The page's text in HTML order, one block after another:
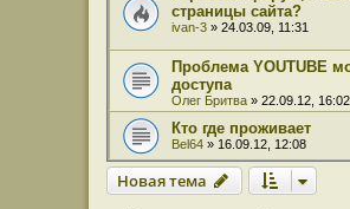
страницы сайта?
ivan-3 » 24.03.09, 11:31
Проблема YOUTUBE
доступа
Олег Бритва » 22.09.12, 16:02
Кто где проживает
Bel64 » 16.09.12, 12:08
Новая тема